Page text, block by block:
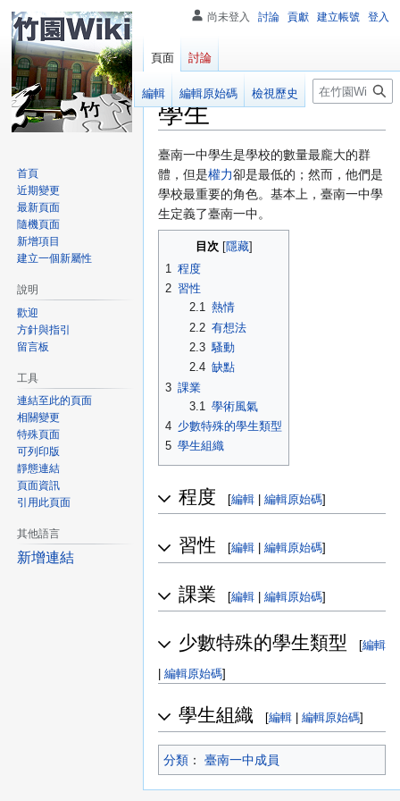
學生
跳
至
導
覽
跳
至
搜
尋
臺南一中學生是學校的數量最龐大的群
體，但是權力卻是最低的；然而，他們是
學校最重要的角色。基本上，臺南一中學
生定義了臺南一中。
目次
1
程度
2 習性
2.1 熱情
2.2 有想法
2.3 騷動
2.4 缺點
3 課業
3.1 學術風氣
4 少數特殊的學生類型
5 學生組織
程度 [編輯 編輯原始碼]
習性 [編輯 編輯原始碼]
課業 [編輯 | 編輯原始碼]
少數特殊的學生類型 [編輯
編輯原始碼]
學生組織 [編輯 編輯原始碼]
分類 ：​ 臺南一中成員
尚未登入 討論 貢獻 建立帳號 登入
頁面 討論
閱讀 編輯 編輯原始碼 檢視歷史
搜
首頁
近期變更
最新頁面
隨機頁面
新增項目
建立一個新屬性
說明
歡迎
方針與指引
留言板
工具
連結至此的頁面
相關變更
特殊頁面
可列印版
靜態連結
頁面資訊
引用此頁面
其他語言
新增連結